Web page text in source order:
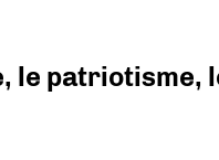
le patriotisme,